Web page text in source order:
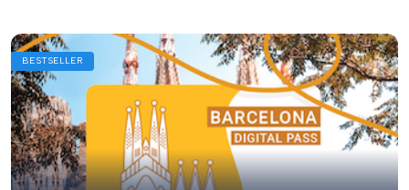
BESTSELLER